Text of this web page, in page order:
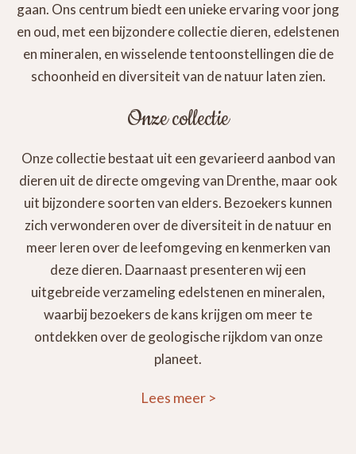
gaan. Ons centrum biedt een unieke ervaring voor jong
en oud, met een bijzondere collectie dieren, edelstenen
en mineralen, en wisselende tentoonstellingen die de
schoonheid en diversiteit van de natuur laten zien.
Onze collectie
Onze collectie bestaat uit een gevarieerd aanbod van
dieren uit de directe omgeving van Drenthe, maar ook
uit bijzondere soorten van elders. Bezoekers kunnen
zich verwonderen over de diversiteit in de natuur en
meer leren over de leefomgeving en kenmerken van
deze dieren. Daarnaast presenteren wij een
uitgebreide verzameling edelstenen en mineralen,
waarbij bezoekers de kans krijgen om meer te
ontdekken over de geologische rijkdom van onze
planeet.
Lees meer >